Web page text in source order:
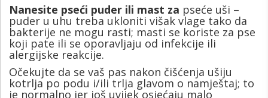
Nanesite pseći puder ili mast za pseće uši –
puder u uhu treba ukloniti višak vlage tako da
bakterije ne mogu rasti; masti se koriste za pse
koji pate ili se oporavljaju od infekcije ili
alergijske reakcije.
Očekujte da se vaš pas nakon čišćenja ušiju
kotrlja po podu i/ili trlja glavom o namještaj; to
je normalno jer još uvijek osjećaju malo